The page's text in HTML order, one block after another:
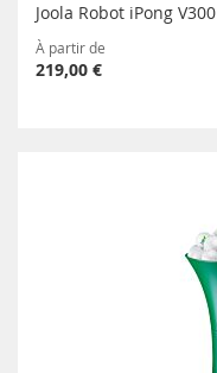
Joola Robot iPong V300
À partir de
219,00 €